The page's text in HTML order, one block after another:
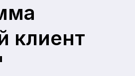
клиент